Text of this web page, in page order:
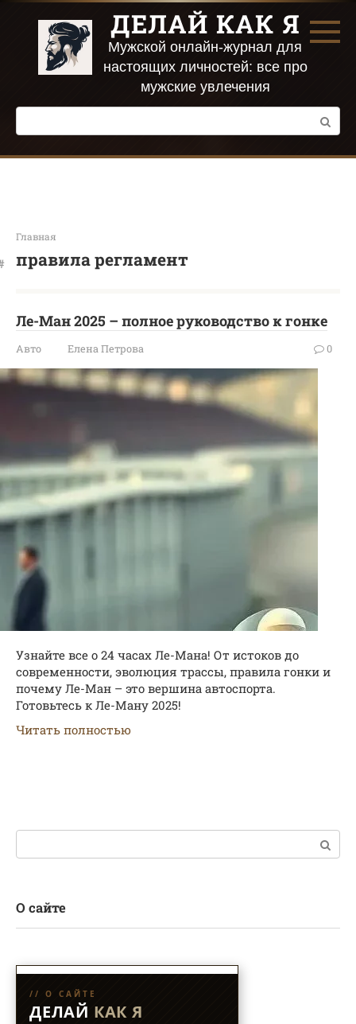
Перейти
контенту
ДЕЛАЙ КАК Я
Мужской онлайн-журнал для
настоящих личностей: все про
мужские увлечения
Поиск:
Главная
правила регламент
Ле-Ман 2025 – полное руководство к гонке
Авто Елена Петрова 0
Узнайте все о 24 часах Ле-Мана! От истоков до
современности, эволюция трассы, правила гонки и
почему Ле-Ман – это вершина автоспорта.
Готовьтесь к Ле-Ману 2025!
Читать полностью
Поиск:
О сайте
// О САЙТЕ
ДЕЛАЙ КАК Я